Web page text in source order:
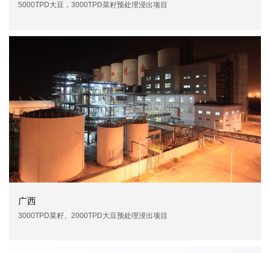
5000TPD大豆，3000TPD菜籽预处理浸出项目
广西
3000TPD菜籽、2000TPD大豆预处理浸出项目